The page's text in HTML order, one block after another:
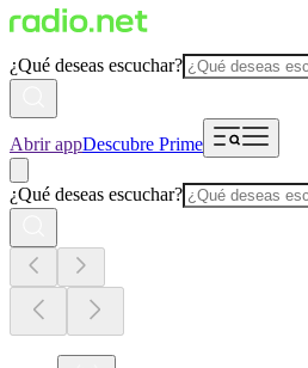
¿Qué deseas escuchar?
Abrir appDescubre Prime
¿Qué deseas escuchar?